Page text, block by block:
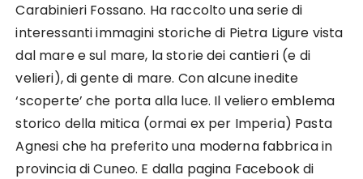
Carabinieri Fossano. Ha raccolto una serie di
interessanti immagini storiche di Pietra Ligure vista
dal mare e sul mare, la storie dei cantieri (e di
velieri), di gente di mare. Con alcune inedite
‘scoperte’ che porta alla luce. Il veliero emblema
storico della mitica (ormai ex per Imperia) Pasta
Agnesi che ha preferito una moderna fabbrica in
provincia di Cuneo. E dalla pagina Facebook di